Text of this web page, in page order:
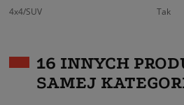
4x4/SUV
Tak
16 INNYCH
SAMEJ